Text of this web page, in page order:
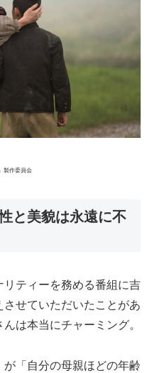
製作委員会
と美貌は永遠に不
ティーを務める番組に吉
せていただいたことがあ
は本当にチャーミング。
「自分の母親ほどの年齢